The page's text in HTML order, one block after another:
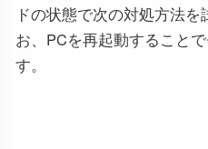
ドの状態で次の対処方法
お、PCを再起動すること
す。